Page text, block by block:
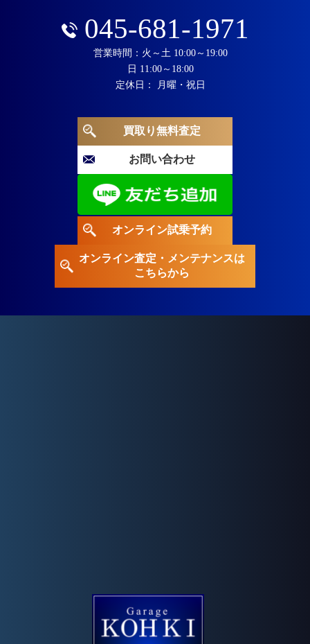
045-681-1971
営業時間：火～土 10:00～19:00
日 11:00～18:00
定休日： 月曜・祝日
買取り無料査定
お問い合わせ
オンライン試乗予約
オンライン査定・メンテナンスは
こちらから